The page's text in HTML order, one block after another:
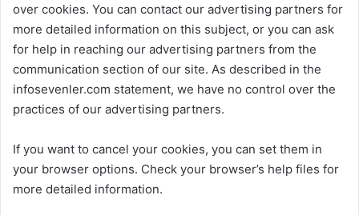
over cookies. You can contact our advertising partners for
more detailed information on this subject, or you can ask
for help in reaching our advertising partners from the
communication section of our site. As described in the
infosevenler.com statement, we have no control over the
practices of our advertising partners.
If you want to cancel your cookies, you can set them in
your browser options. Check your browser’s help files for
more detailed information.